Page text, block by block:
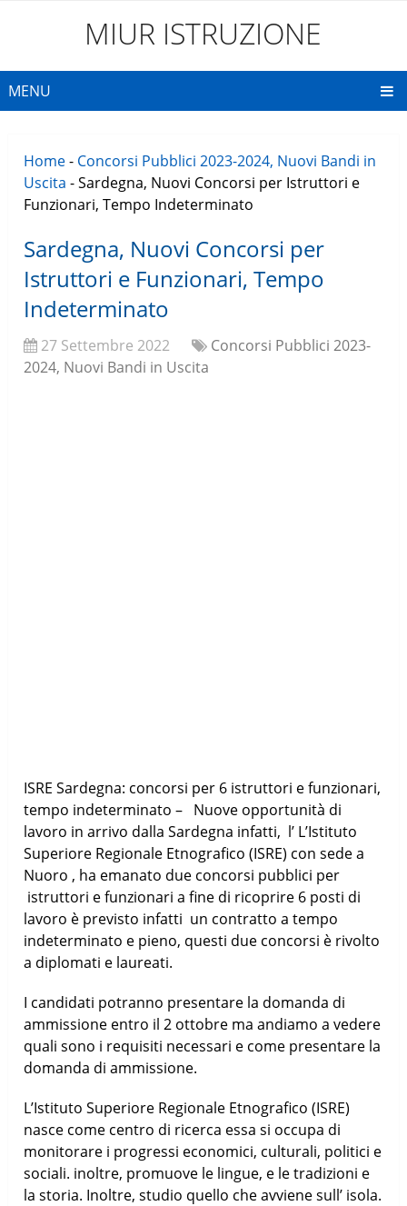
MIUR ISTRUZIONE
MENU
Home- Concorsi Pubblici 2023-2024, Nuovi Bandi in
Uscita -Sardegna, Nuovi Concorsi per Istruttori e
Funzionari, Tempo Indeterminato
Sardegna, Nuovi Concorsi per
Istruttori e Funzionari, Tempo
Indeterminato
27 Settembre 2022
Concorsi Pubblici 2023-
2024, Nuovi Bandi in Uscita
ISRE Sardegna: concorsi per 6 istruttori e funzionari,
tempo indeterminato – Nuove opportunità di
lavoro in arrivo dalla Sardegna infatti, l’ L’Istituto
Superiore Regionale Etnografico (ISRE) con sede a
Nuoro , ha emanato due concorsi pubblici per
istruttori e funzionari a fine di ricoprire 6 posti di
lavoro è previsto infatti un contratto a tempo
indeterminato e pieno, questi due concorsi è rivolto
a diplomati e laureati.
I candidati potranno presentare la domanda di
ammissione entro il 2 ottobre ma andiamo a vedere
quali sono i requisiti necessari e come presentare la
domanda di ammissione.
L’Istituto Superiore Regionale Etnografico (ISRE)
nasce come centro di ricerca essa si occupa di
monitorare i progressi economici, culturali, politici e
sociali. inoltre, promuove le lingue, e le tradizioni e
la storia. Inoltre, studio quello che avviene sull’ isola.